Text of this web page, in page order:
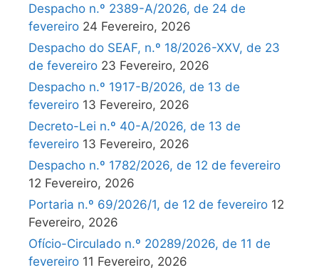
Despacho n.º 2389-A/2026, de 24 de
fevereiro 24 Fevereiro, 2026
Despacho do SEAF, n.º 18/2026-XXV, de 23
de fevereiro 23 Fevereiro, 2026
Despacho n.º 1917-B/2026, de 13 de
fevereiro 13 Fevereiro, 2026
Decreto-Lei n.º 40-A/2026, de 13 de
fevereiro 13 Fevereiro, 2026
Despacho n.º 1782/2026, de 12 de fevereiro
12 Fevereiro, 2026
Portaria n.º 69/2026/1, de 12 de fevereiro 12
Fevereiro, 2026
Ofício-Circulado n.º 20289/2026, de 11 de
fevereiro 11 Fevereiro, 2026